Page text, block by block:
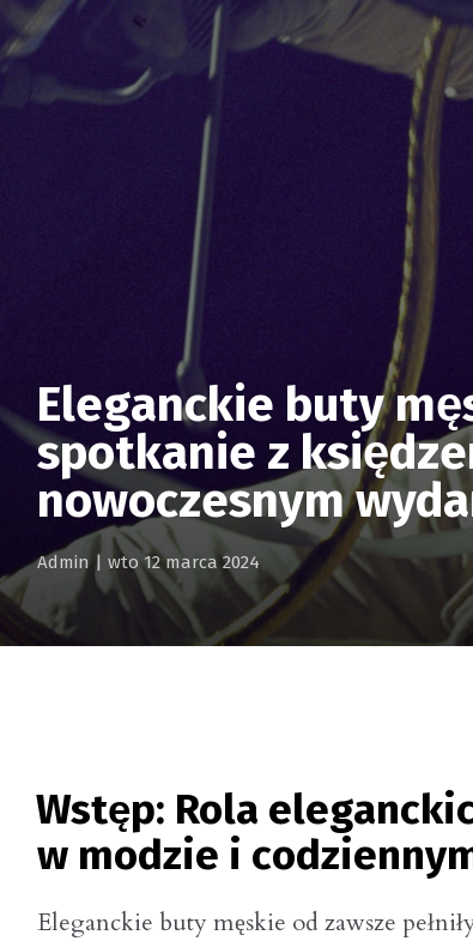
Eleganckie buty
spotkanie z
nowoczesnym
Admin| wto 12 marca 2024
Wstęp: Rola
w modzie i
Eleganckie buty męskie od zawsze